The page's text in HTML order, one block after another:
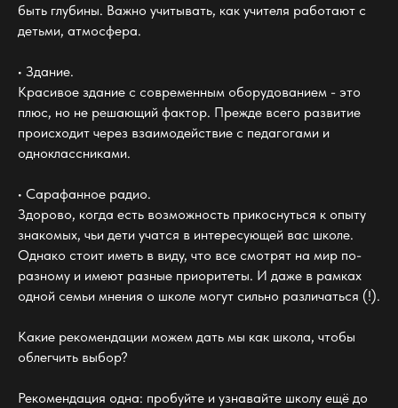
быть глубины. Важно учитывать, как учителя работают с
детьми, атмосфера.
• Здание.
Красивое здание с современным оборудованием - это
плюс, но не решающий фактор. Прежде всего развитие
происходит через взаимодействие с педагогами и
одноклассниками.
• Сарафанное радио.
Здорово, когда есть возможность прикоснуться к опыту
знакомых, чьи дети учатся в интересующей вас школе.
Однако стоит иметь в виду, что все смотрят на мир по-
разному и имеют разные приоритеты. И даже в рамках
одной семьи мнения о школе могут сильно различаться (!).
Какие рекомендации можем дать мы как школа, чтобы
облегчить выбор?
Рекомендация одна: пробуйте и узнавайте школу ещё до